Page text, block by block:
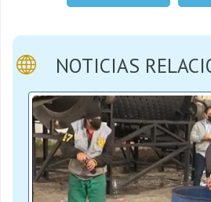
NOTICIAS